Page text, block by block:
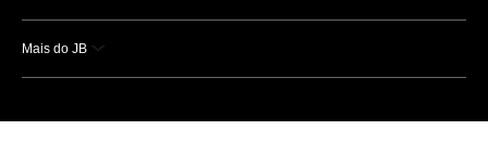
Mais do JB
Esportes